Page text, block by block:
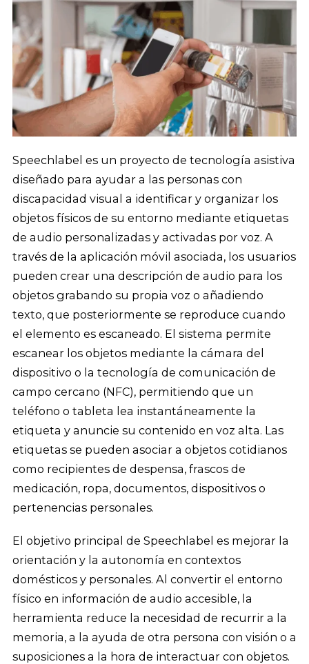
Speechlabel es un proyecto de tecnología asistiva
diseñado para ayudar a las personas con
discapacidad visual a identificar y organizar los
objetos físicos de su entorno mediante etiquetas
de audio personalizadas y activadas por voz. A
través de la aplicación móvil asociada, los usuarios
pueden crear una descripción de audio para los
objetos grabando su propia voz o añadiendo
texto, que posteriormente se reproduce cuando
el elemento es escaneado. El sistema permite
escanear los objetos mediante la cámara del
dispositivo o la tecnología de comunicación de
campo cercano (NFC), permitiendo que un
teléfono o tableta lea instantáneamente la
etiqueta y anuncie su contenido en voz alta. Las
etiquetas se pueden asociar a objetos cotidianos
como recipientes de despensa, frascos de
medicación, ropa, documentos, dispositivos o
pertenencias personales.
El objetivo principal de Speechlabel es mejorar la
orientación y la autonomía en contextos
domésticos y personales. Al convertir el entorno
físico en información de audio accesible, la
herramienta reduce la necesidad de recurrir a la
memoria, a la ayuda de otra persona con visión o a
suposiciones a la hora de interactuar con objetos.